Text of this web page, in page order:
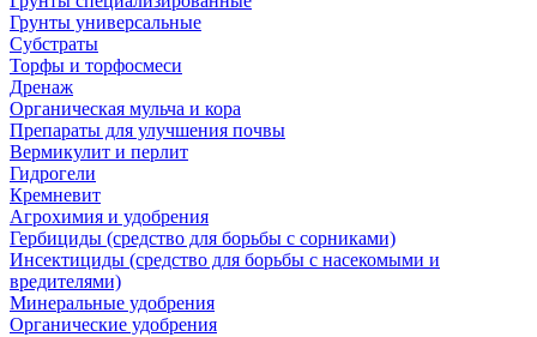
Грунты универсальные
Субстраты
Торфы и торфосмеси
Дренаж
Органическая мульча и кора
Препараты для улучшения почвы
Вермикулит и перлит
Гидрогели
Кремневит
Агрохимия и удобрения
Гербициды (средство для борьбы с сорниками)
Инсектициды (средство для борьбы с насекомыми и
вредителями)
Минеральные удобрения
Органические удобрения